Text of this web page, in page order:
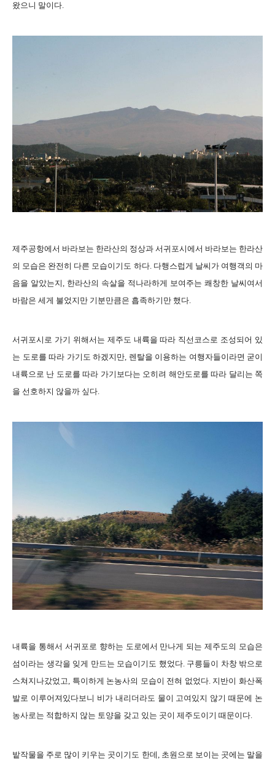
왔으니 말이다.
제주공항에서 바라보는 한라산의 정상과 서귀포시에서 바라보는 한라산
의 모습은 완전히 다른 모습이기도 하다. 다행스럽게 날씨가 여행객의 마
음을 알았는지, 한라산의 속살을 적나라하게 보여주는 쾌창한 날씨여서
바람은 세게 불었지만 기분만큼은 흡족하기만 했다.
서귀포시로 가기 위해서는 제주도 내륙을 따라 직선코스로 조성되어 있
는 도로를 따라 가기도 하겠지만, 렌탈을 이용하는 여행자들이라면 굳이
내륙으로 난 도로를 따라 가기보다는 오히려 해안도로를 따라 달리는 쪽
을 선호하지 않을까 싶다.
내륙을 통해서 서귀포로 향하는 도로에서 만나게 되는 제주도의 모습은
섬이라는 생각을 잊게 만드는 모습이기도 했었다. 구릉들이 차창 밖으로
스쳐지나갔었고, 특이하게 논농사의 모습이 전혀 없었다. 지반이 화산폭
발로 이루어져있다보니 비가 내리더라도 물이 고여있지 않기 때문에 논
농사로는 적합하지 않는 토양을 갖고 있는 곳이 제주도이기 때문이다.
밭작물을 주로 많이 키우는 곳이기도 한데, 초원으로 보이는 곳에는 말을